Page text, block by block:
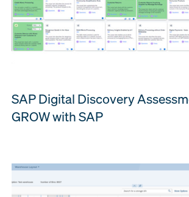
SAP Digital Discovery
GROW with SAP